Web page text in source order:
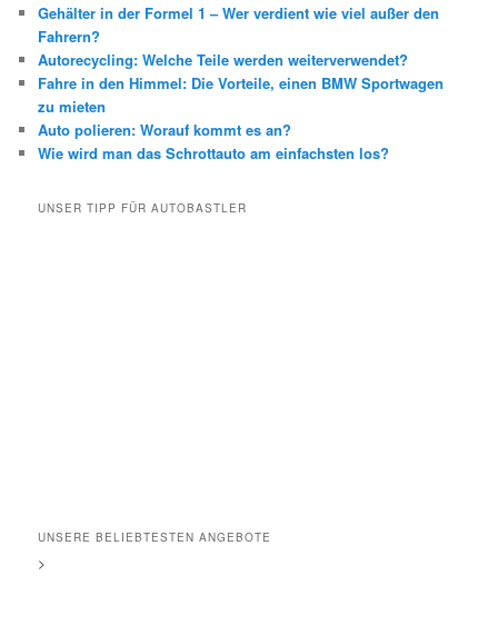
Gehälter in der Formel 1 – Wer verdient wie viel außer den
Fahrern?
Autorecycling: Welche Teile werden weiterverwendet?
Fahre in den Himmel: Die Vorteile, einen BMW Sportwagen
zu mieten
Auto polieren: Worauf kommt es an?
Wie wird man das Schrottauto am einfachsten los?
UNSER TIPP FÜR AUTOBASTLER
UNSERE BELIEBTESTEN ANGEBOTE
>